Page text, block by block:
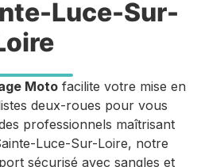
Luce-Sur-
Moto facilite votre mise en
deux-roues pour vous
professionnels maîtrisant
Luce-Sur-Loire, notre
sécurisé avec sangles et